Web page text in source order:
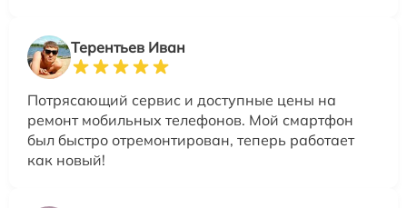
Терентьев Иван
Потрясающий сервис и доступные цены на
ремонт мобильных телефонов. Мой смартфон
был быстро отремонтирован, теперь работает
как новый!